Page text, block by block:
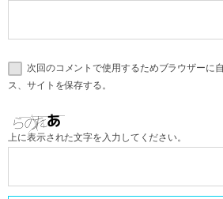
次回のコメントで使用するためブラウザーに
ス、サイトを保存する。
上に表示された文字を入力してください。